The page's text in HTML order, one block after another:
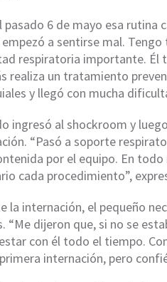
pasado 6 de mayo esa rutina
a sentirse mal.
respiratoria importante. Él
realiza un tratamiento
y llegó con mucha
ingresó al shockroom y
“Pasó a soporte
por el equipo. En
cada procedimiento”,
la internación, el pequeño
“Me dijeron que, si no se
con él todo el tiempo.
internación, pero